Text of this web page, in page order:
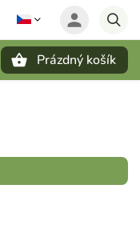
Prázdný košík